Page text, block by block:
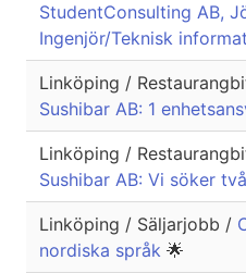
StudentConsulting AB,
Ingenjör/Teknisk
Linköping /
Sushibar AB: 1
Linköping /
Sushibar AB: Vi söker
Linköping / Säljarjobb /
nordiska språk 🌟